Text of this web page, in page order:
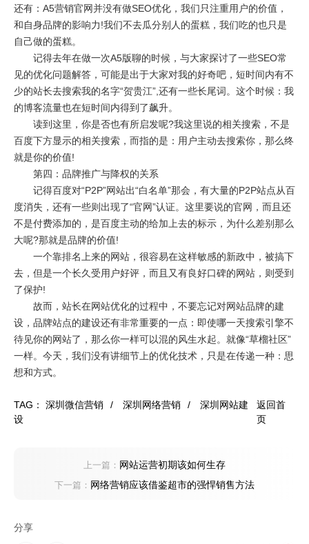
分享
还有：A5营销官网并没有做SEO优化，我们只注重用户的价值，
和自身品牌的影响力!我们不去瓜分别人的蛋糕，我们吃的也只是
自己做的蛋糕。
记得去年在做一次A5版聊的时候，与大家探讨了一些SEO常
见的优化问题解答，可能是出于大家对我的好奇吧，短时间内有不
少的站长去搜索我的名字“贺贵江”,还有一些长尾词。这个时候：我
的博客流量也在短时间内得到了飙升。
读到这里，你是否也有所启发呢?我这里说的相关搜索，不是
百度下方显示的相关搜索，而指的是：用户主动去搜索你，那么终
就是你的价值!
第四：品牌推广与降权的关系
记得百度对“P2P”网站出“白名单”那会，有大量的P2P站点从百
度消失，还有一些则出现了“官网”认证。这里要说的官网，而且还
不是付费添加的，是百度主动的给加上去的标示，为什么差别那么
大呢?那就是品牌的价值!
一个靠排名上来的网站，很容易在这样敏感的新政中，被搞下
去，但是一个长久受用户好评，而且又有良好口碑的网站，则受到
了保护!
故而，站长在网站优化的过程中，不要忘记对网站品牌的建
设，品牌站点的建设还有非常重要的一点：即使哪一天搜索引擎不
待见你的网站了，那么你一样可以混的风生水起。就像“草榴社区”
一样。今天，我们没有讲细节上的优化技术，只是在传递一种：思
想和方式。
TAG： 深圳微信营销 / 深圳网络营销 /
深圳网站建
设
返回首
页
上一篇： 网站运营初期该如何生存
下一篇： 网络营销应该借鉴超市的强悍销售方法